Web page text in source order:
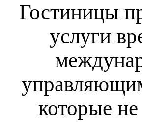
Гостиницы
услуги
которые